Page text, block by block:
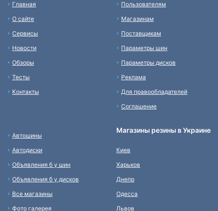
Главная
О сайте
Сервисы
Новости
Обзоры
Тесты
Контакты
Пользователям
Магазинам
Поставщикам
Параметры шин
Параметры дисков
Реклама
Для правообладателей
Соглашение
Автошины
Автодиски
Объявления б у шин
Объявления б у дисков
Все магазины
Фото галерея
Магазины резины в Украине
Киев
Харьков
Днепр
Одесса
Львов